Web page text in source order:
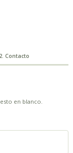
2. Contacto
en blanco.